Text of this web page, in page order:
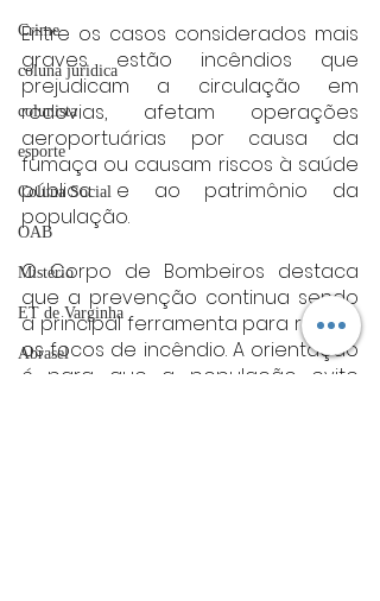
Crime
coluna juridica
colunista
esporte
Coluna Social
OAB
Mistério
ET de Varginha
Abrasel
Entre os casos considerados mais
graves estão incêndios que
prejudicam a circulação em
rodovias, afetam operações
aeroportuárias por causa da
fumaça ou causam riscos à saúde
pública e ao patrimônio da
população.
O Corpo de Bombeiros destaca
que a prevenção continua sendo
a principal ferramenta para reduzir
os focos de incêndio. A orientação
é para que a população evite